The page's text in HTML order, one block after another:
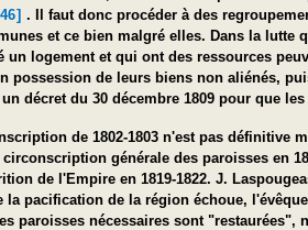
. Il faut donc procéder à des
et ce bien malgré elles. Dans la
un logement et qui ont des ressources
possession de leurs biens non aliénés,
décret du 30 décembre 1809 pour que
de 1802-1803 n'est pas définitive
générale des paroisses en
de l'Empire en 1819-1822. J.
la pacification de la région échoue,
paroisses nécessaires sont "restaurées",